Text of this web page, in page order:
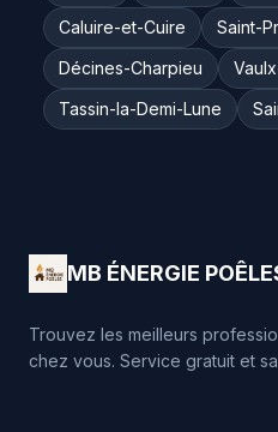
Caluire-et-Cuire
Saint-
Décines-Charpieu
Tassin-la-Demi-Lune
MB ÉNERGIE
Trouvez les meilleurs
chez vous. Service gratuit et